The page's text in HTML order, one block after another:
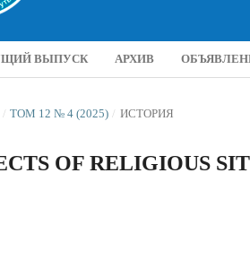
ВЫПУСК АРХИВ
/ ТОМ 12 № 4 (2025) / ИСТОРИЯ
OF RELIGIOUS